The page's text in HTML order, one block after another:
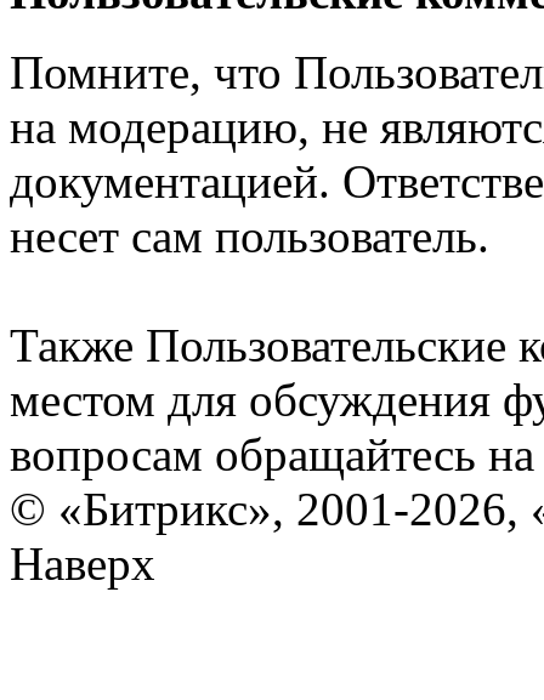
Помните, что
на модерацию, не
документацией.
несет сам пользователь.
Также Пользовательские
местом для обсуждения
вопросам обращайтесь
© «Битрикс», 2001-2026,
Наверх